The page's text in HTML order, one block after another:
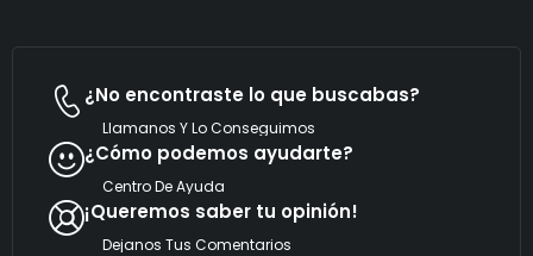
¿No encontraste lo que buscabas?
Llamanos Y Lo Conseguimos
¿Cómo podemos ayudarte?
Centro De Ayuda
¡Queremos saber tu opinión!
Dejanos Tus Comentarios